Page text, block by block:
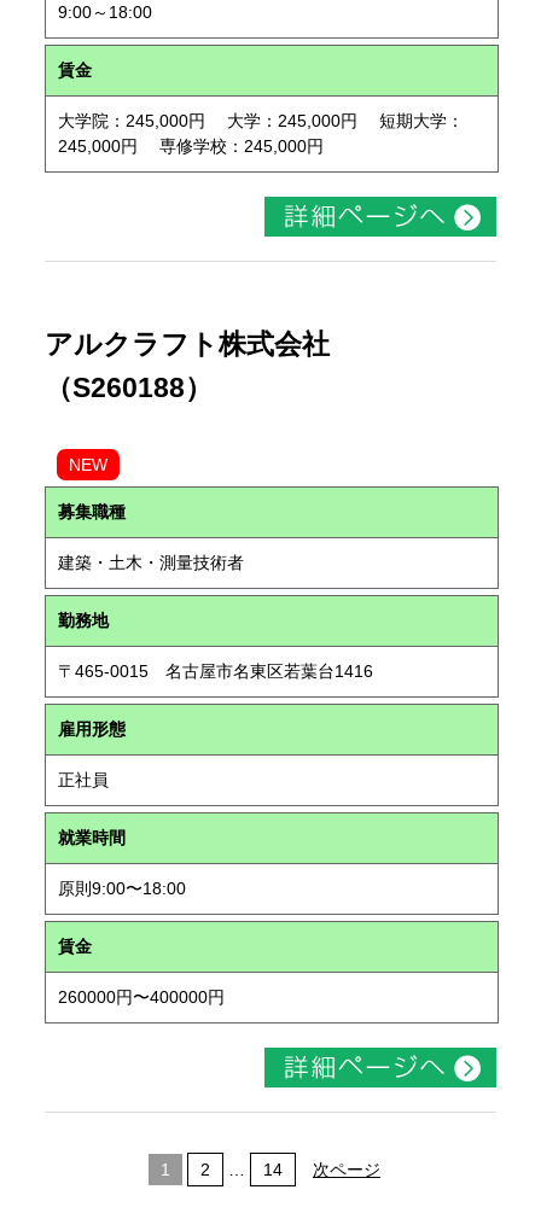
9:00～18:00
賃金
大学院：245,000円 大学：245,000円 短期大学：
245,000円 専修学校：245,000円
アルクラフト株式会社
（S260188）
NEW
募集職種
建築・土木・測量技術者
勤務地
〒465-0015 名古屋市名東区若葉台1416
雇用形態
正社員
就業時間
原則9:00〜18:00
賃金
260000円〜400000円
1 2 14 次ページ